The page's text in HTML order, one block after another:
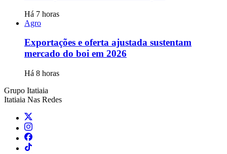
Há 7 horas
Agro
Exportações e oferta ajustada sustentam
mercado do boi em 2026
Há 8 horas
Grupo Itatiaia
Itatiaia Nas Redes